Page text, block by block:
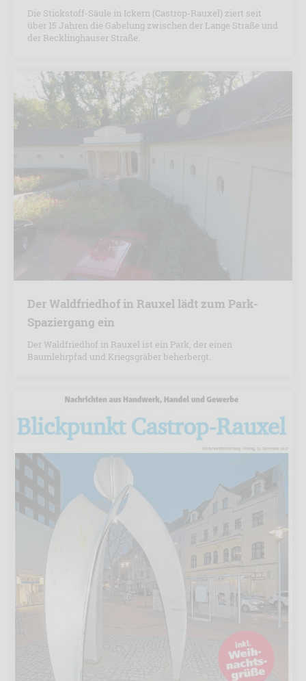
Die Stickstoff-Säule in Ickern (Castrop-Rauxel) ziert seit
über 15 Jahren die Gabelung zwischen der Lange Straße und
der Recklinghauser Straße.
Der Waldfriedhof in Rauxel lädt zum Park-
Spaziergang ein
Der Waldfriedhof in Rauxel ist ein Park, der einen
Baumlehrpfad und Kriegsgräber beherbergt.